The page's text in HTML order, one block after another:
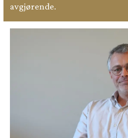
avgjørende.